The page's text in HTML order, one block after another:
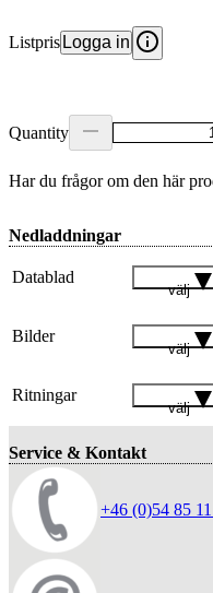
Listpris Logga in
Quantity
Har du frågor om den här
Nedladdningar
Datablad
välj
Bilder
välj
Ritningar
välj
Service & Kontakt
+46 (0)54 85